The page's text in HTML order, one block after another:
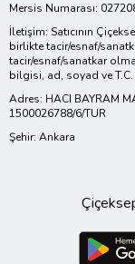
Mersis Numarası:
İletişim: Satıcının
birlikte tacir/esnaf/
tacir/esnaf/sanatkar
bilgisi, ad, soyad ve
Adres: HACI BAYRAM
1500026788/6/TUR
Şehir: Ankara